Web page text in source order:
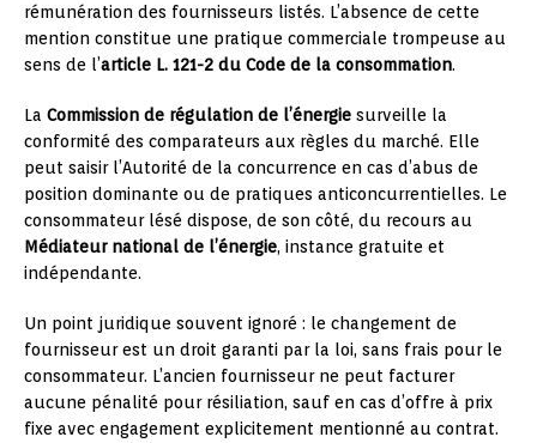
rémunération des fournisseurs listés. L’absence de cette
mention constitue une pratique commerciale trompeuse au
sens de l’article L. 121-2 du Code de la consommation.
La Commission de régulation de l’énergie surveille la
conformité des comparateurs aux règles du marché. Elle
peut saisir l’Autorité de la concurrence en cas d’abus de
position dominante ou de pratiques anticoncurrentielles. Le
consommateur lésé dispose, de son côté, du recours au
Médiateur national de l’énergie, instance gratuite et
indépendante.
Un point juridique souvent ignoré : le changement de
fournisseur est un droit garanti par la loi, sans frais pour le
consommateur. L’ancien fournisseur ne peut facturer
aucune pénalité pour résiliation, sauf en cas d’offre à prix
fixe avec engagement explicitement mentionné au contrat.